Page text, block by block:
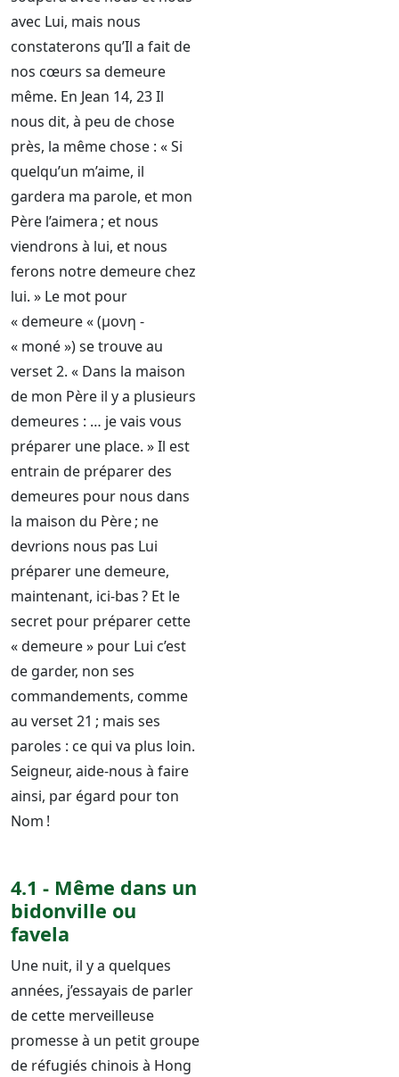
avec Lui, mais nous
constaterons qu’Il a fait de
nos cœurs sa demeure
même. En Jean 14, 23 Il
nous dit, à peu de chose
près, la même chose : « Si
quelqu’un m’aime, il
gardera ma parole, et mon
Père l’aimera ; et nous
viendrons à lui, et nous
ferons notre demeure chez
lui. » Le mot pour
« demeure « (μονη -
« moné ») se trouve au
verset 2. « Dans la maison
de mon Père il y a plusieurs
demeures : … je vais vous
préparer une place. » Il est
entrain de préparer des
demeures pour nous dans
la maison du Père ; ne
devrions nous pas Lui
préparer une demeure,
maintenant, ici-bas ? Et le
secret pour préparer cette
« demeure » pour Lui c’est
de garder, non ses
commandements, comme
au verset 21 ; mais ses
paroles : ce qui va plus loin.
Seigneur, aide-nous à faire
ainsi, par égard pour ton
Nom !
4.1 - Même dans un
bidonville ou
favela
Une nuit, il y a quelques
années, j’essayais de parler
de cette merveilleuse
promesse à un petit groupe
de réfugiés chinois à Hong